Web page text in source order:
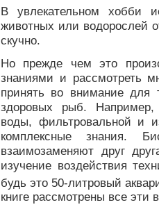
В увлекательном хобби
животных или водорослей
скучно.
Но прежде чем это
знаниями и рассмотреть
принять во внимание для
здоровых рыб. Например,
воды, фильтровальной и
комплексные знания.
взаимозаменяют друг
изучение воздействия
будь это 50-литровый
книге рассмотрены все эти